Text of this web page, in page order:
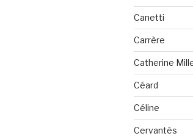
Canetti
Carrère
Catherine
Céard
Céline
Cervantès